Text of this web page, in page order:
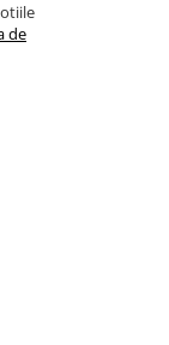
de